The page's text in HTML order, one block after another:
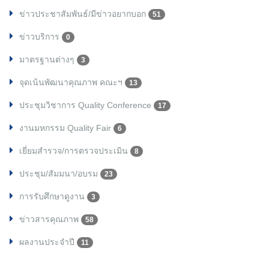
ข่าวประชาสัมพันธ์/มีข่าวอยากบอก 51
ข่าวบริการ 0
มาตรฐานต่างๆ 3
จุดเน้นพัฒนาคุณภาพ คณะฯ 13
ประชุมวิชาการ Quality Conference 17
งานมหกรรม Quality Fair 6
เยี่ยมสำรวจ/การตรวจประเมิน 8
ประชุม/สัมมนา/อบรม 23
การรับศึกษาดูงาน 3
ข่าวสารคุณภาพ 58
ผลงานประจำปี 11